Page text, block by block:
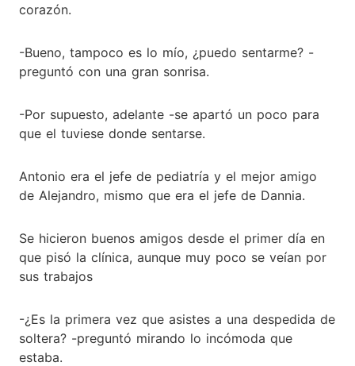
corazón.
-Bueno, tampoco es lo mío, ¿puedo sentarme? -
preguntó con una gran sonrisa.
-Por supuesto, adelante -se apartó un poco para
que el tuviese donde sentarse.
Antonio era el jefe de pediatría y el mejor amigo
de Alejandro, mismo que era el jefe de Dannia.
Se hicieron buenos amigos desde el primer día en
que pisó la clínica, aunque muy poco se veían por
sus trabajos
-¿Es la primera vez que asistes a una despedida de
soltera? -preguntó mirando lo incómoda que
estaba.